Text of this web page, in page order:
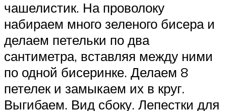
чашелистик. На проволоку
набираем много зеленого бисера и
делаем петельки по два
сантиметра, вставляя между ними
по одной бисеринке. Делаем 8
петелек и замыкаем их в круг.
Выгибаем. Вид сбоку. Лепестки для